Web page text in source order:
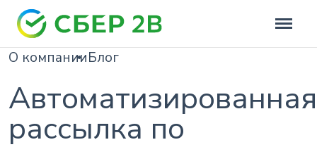
О компанииБлог
Автоматизированная
рассылка по